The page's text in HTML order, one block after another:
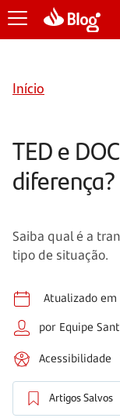
Início
TED e
diferença?
Saiba qual é a
tipo de situação.
Atualizado em
por Equipe
Acessibilidade
Artigos Salvos